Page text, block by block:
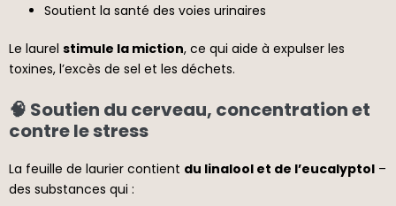
Soutient la santé des voies urinaires
Le laurel stimule la miction, ce qui aide à expulser les
toxines, l’excès de sel et les déchets.
🧠 Soutien du cerveau, concentration et
contre le stress
La feuille de laurier contient du linalool et de l’eucalyptol –
des substances qui :